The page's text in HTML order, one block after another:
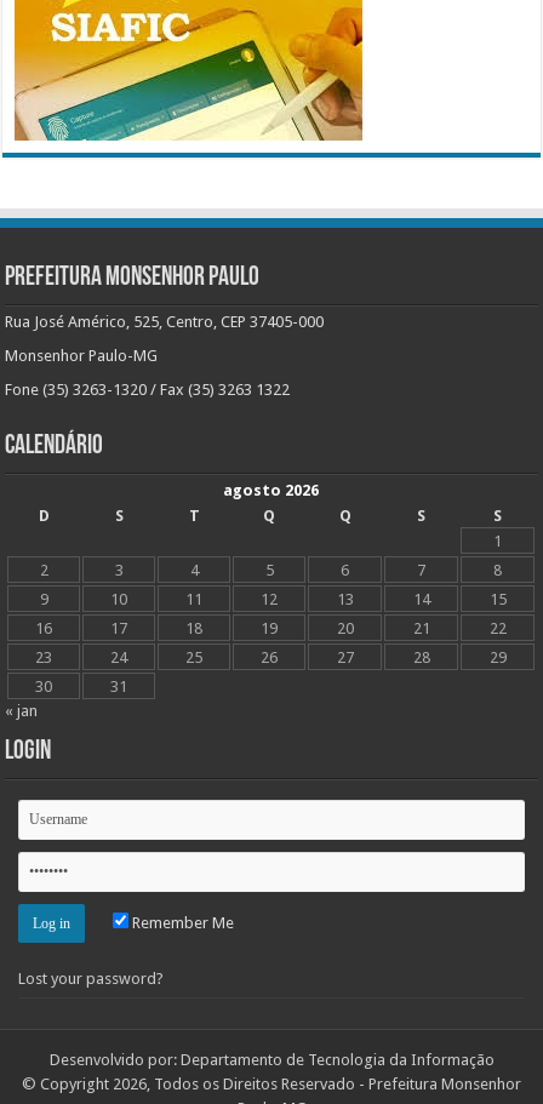
Prefeitura Monsenhor Paulo
Rua José Américo, 525, Centro, CEP 37405-000
Monsenhor Paulo-MG
Fone (35) 3263-1320 / Fax (35) 3263 1322
Calendário
agosto 2026
D
S T Q Q S
S
1
2
3 4 5 6 7
8
9
10 11 12 13 14
15
16
17 18 19 20 21
22
23
24 25 26 27 28
29
30
31
« jan
Login
Remember Me
Lost your password?
Desenvolvido por: Departamento de Tecnologia da Informação
© Copyright 2026, Todos os Direitos Reservado - Prefeitura Monsenhor